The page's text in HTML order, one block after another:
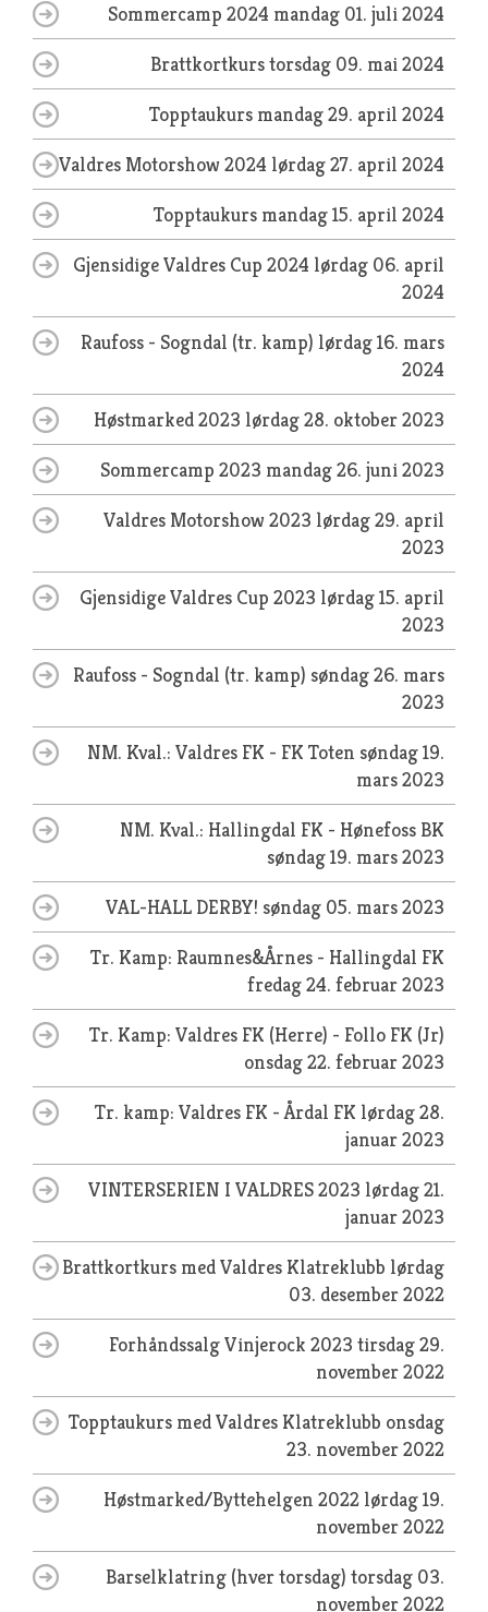
Sommercamp 2024 mandag 01. juli 2024
Brattkortkurstorsdag 09. mai 2024
Topptaukurs mandag 29. april 2024
Valdres Motorshow 2024 lørdag 27. april 2024
Topptaukurs mandag 15. april 2024
Gjensidige Valdres Cup 2024 lørdag 06. april
2024
Raufoss - Sogndal (tr. kamp) lørdag 16. mars
2024
Høstmarked 2023 lørdag 28. oktober 2023
Sommercamp 2023 mandag 26. juni 2023
Valdres Motorshow 2023 lørdag 29. april
2023
Gjensidige Valdres Cup 2023 lørdag 15. april
2023
Raufoss - Sogndal (tr. kamp) søndag 26. mars
2023
NM. Kval.: Valdres FK - FK Toten søndag 19.
mars 2023
NM. Kval.: Hallingdal FK - Hønefoss BK
søndag 19. mars 2023
VAL-HALL DERBY! søndag 05. mars 2023
Tr. Kamp: Raumnes&Årnes - Hallingdal FK
fredag 24. februar 2023
Tr. Kamp: Valdres FK (Herre) - Follo FK (Jr)
onsdag 22. februar 2023
Tr. kamp: Valdres FK - Årdal FK lørdag 28.
januar 2023
VINTERSERIEN I VALDRES 2023 lørdag 21.
januar 2023
Brattkortkurs med Valdres Klatreklubb lørdag
03. desember 2022
Forhåndssalg Vinjerock 2023 tirsdag 29.
november 2022
Topptaukurs med Valdres Klatreklubb onsdag
23. november 2022
Høstmarked/Byttehelgen 2022 lørdag 19.
november 2022
Barselklatring (hver torsdag) torsdag 03.
november 2022